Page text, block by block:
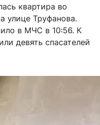
квартира во
улице Труфанова.
в МЧС в 10:56. К
девять спасателей